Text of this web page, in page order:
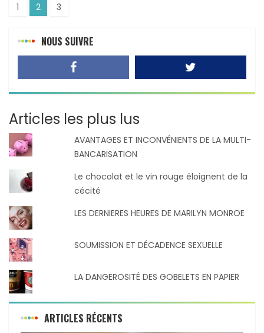
1 2 3
NOUS SUIVRE
Articles les plus lus
AVANTAGES ET INCONVÉNIENTS DE LA MULTI-
BANCARISATION
Le chocolat et le vin rouge éloignent de la
cécité
LES DERNIERES HEURES DE MARILYN MONROE
SOUMISSION ET DÉCADENCE SEXUELLE
LA DANGEROSITÉ DES GOBELETS EN PAPIER
ARTICLES RÉCENTS